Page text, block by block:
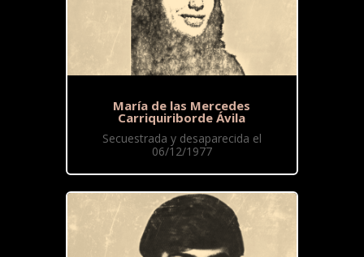
María de las Mercedes
Carriquiriborde Ávila
Secuestrada y desaparecida el
06/12/1977